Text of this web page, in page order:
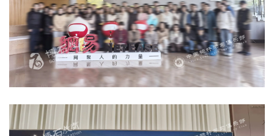
标
杆
洞
察
杆
内